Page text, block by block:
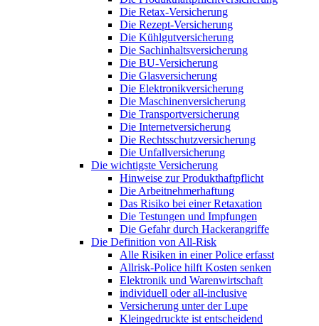
Die Retax-Versicherung
Die Rezept-Versicherung
Die Kühlgutversicherung
Die Sachinhaltsversicherung
Die BU-Versicherung
Die Glasversicherung
Die Elektronikversicherung
Die Maschinenversicherung
Die Transportversicherung
Die Internetversicherung
Die Rechtsschutzversicherung
Die Unfallversicherung
Die wichtigste Versicherung
Hinweise zur Produkthaftpflicht
Die Arbeitnehmerhaftung
Das Risiko bei einer Retaxation
Die Testungen und Impfungen
Die Gefahr durch Hackerangriffe
Die Definition von All-Risk
Alle Risiken in einer Police erfasst
Allrisk-Police hilft Kosten senken
Elektronik und Warenwirtschaft
individuell oder all-inclusive
Versicherung unter der Lupe
Kleingedruckte ist entscheidend